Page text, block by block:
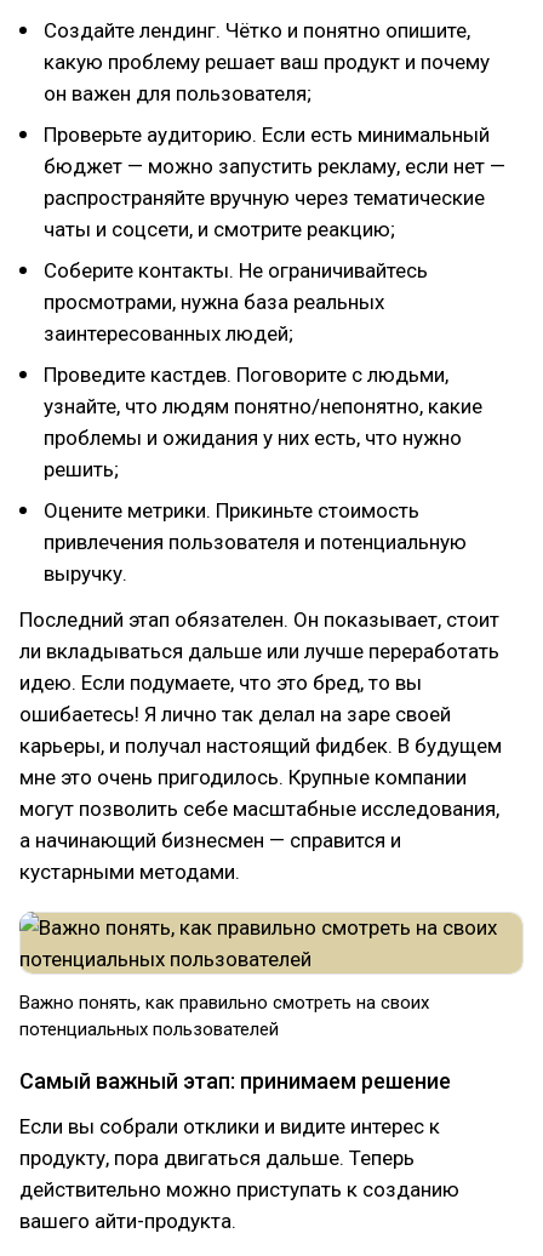
Создайте лендинг. Чётко и понятно опишите,
какую проблему решает ваш продукт и почему
он важен для пользователя;
Проверьте аудиторию. Если есть минимальный
бюджет — можно запустить рекламу, если нет —
распространяйте вручную через тематические
чаты и соцсети, и смотрите реакцию;
Соберите контакты. Не ограничивайтесь
просмотрами, нужна база реальных
заинтересованных людей;
Проведите кастдев. Поговорите с людьми,
узнайте, что людям понятно/непонятно, какие
проблемы и ожидания у них есть, что нужно
решить;
Оцените метрики. Прикиньте стоимость
привлечения пользователя и потенциальную
выручку.
Последний этап обязателен. Он показывает, стоит
ли вкладываться дальше или лучше переработать
идею. Если подумаете, что это бред, то вы
ошибаетесь! Я лично так делал на заре своей
карьеры, и получал настоящий фидбек. В будущем
мне это очень пригодилось. Крупные компании
могут позволить себе масштабные исследования,
а начинающий бизнесмен — справится и
кустарными методами.
Важно понять, как правильно смотреть на своих
потенциальных пользователей
Самый важный этап: принимаем решение
Если вы собрали отклики и видите интерес к
продукту, пора двигаться дальше. Теперь
действительно можно приступать к созданию
вашего айти-продукта.